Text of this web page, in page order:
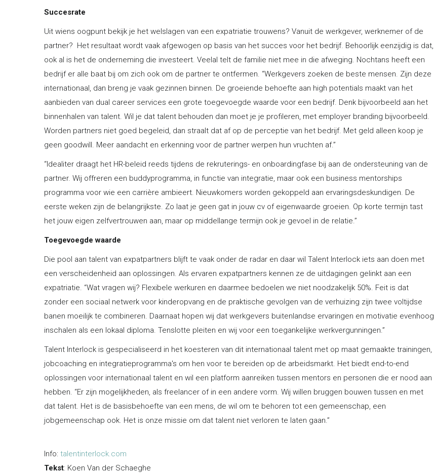
Succesrate
Uit wiens oogpunt bekijk je het welslagen van een expatriatie trouwens? Vanuit de werkgever, werknemer of de
partner? Het resultaat wordt vaak afgewogen op basis van het succes voor het bedrijf. Behoorlijk eenzijdig is dat,
ook al is het de onderneming die investeert. Veelal telt de familie niet mee in die afweging. Nochtans heeft een
bedrijf er alle baat bij om zich ook om de partner te ontfermen. “Werkgevers zoeken de beste mensen. Zijn deze
internationaal, dan breng je vaak gezinnen binnen. De groeiende behoefte aan high potentials maakt van het
aanbieden van dual career services een grote toegevoegde waarde voor een bedrijf. Denk bijvoorbeeld aan het
binnenhalen van talent. Wil je dat talent behouden dan moet je je profileren, met employer branding bijvoorbeeld.
Worden partners niet goed begeleid, dan straalt dat af op de perceptie van het bedrijf. Met geld alleen koop je
geen goodwill. Meer aandacht en erkenning voor de partner werpen hun vruchten af.”
“Idealiter draagt het HR-beleid reeds tijdens de rekruterings- en onboardingfase bij aan de ondersteuning van de
partner. Wij offreren een buddyprogramma, in functie van integratie, maar ook een business mentorships
programma voor wie een carrière ambieert. Nieuwkomers worden gekoppeld aan ervaringsdeskundigen. De
eerste weken zijn de belangrijkste. Zo laat je geen gat in jouw cv of eigenwaarde groeien. Op korte termijn tast
het jouw eigen zelfvertrouwen aan, maar op middellange termijn ook je gevoel in de relatie.”
Toegevoegde waarde
Die pool aan talent van expatpartners blijft te vaak onder de radar en daar wil Talent Interlock iets aan doen met
een verscheidenheid aan oplossingen. Als ervaren expatpartners kennen ze de uitdagingen gelinkt aan een
expatriatie. “Wat vragen wij? Flexibele werkuren en daarmee bedoelen we niet noodzakelijk 50%. Feit is dat
zonder een sociaal netwerk voor kinderopvang en de praktische gevolgen van de verhuizing zijn twee voltijdse
banen moeilijk te combineren. Daarnaat hopen wij dat werkgevers buitenlandse ervaringen en motivatie evenhoog
inschalen als een lokaal diploma. Tenslotte pleiten en wij voor een toegankelijke werkvergunningen.”
Talent Interlock is gespecialiseerd in het koesteren van dit internationaal talent met op maat gemaakte trainingen,
jobcoaching en integratieprogramma's om hen voor te bereiden op de arbeidsmarkt. Het biedt end-to-end
oplossingen voor internationaal talent en wil een platform aanreiken tussen mentors en personen die er nood aan
hebben. “Er zijn mogelijkheden, als freelancer of in een andere vorm. Wij willen bruggen bouwen tussen en met
dat talent. Het is de basisbehoefte van een mens, de wil om te behoren tot een gemeenschap, een
jobgemeenschap ook. Het is onze missie om dat talent niet verloren te laten gaan.”
Info: talentinterlock.com
Tekst: Koen Van der Schaeghe